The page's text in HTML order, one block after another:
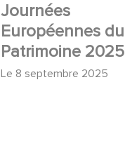
Journées
Européennes du
Patrimoine 2025
Le 8 septembre 2025